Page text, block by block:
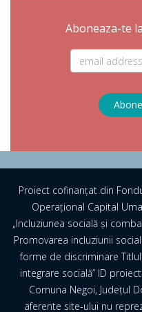
Aboneaza-te
Proiect cofinanţat din
Operaţional Capital
„Incluziunea socială și
Promovarea incluziunii
forme de discriminare
integrare socială” ID
Comuna Negoi, Județul
aferente site-ului nu